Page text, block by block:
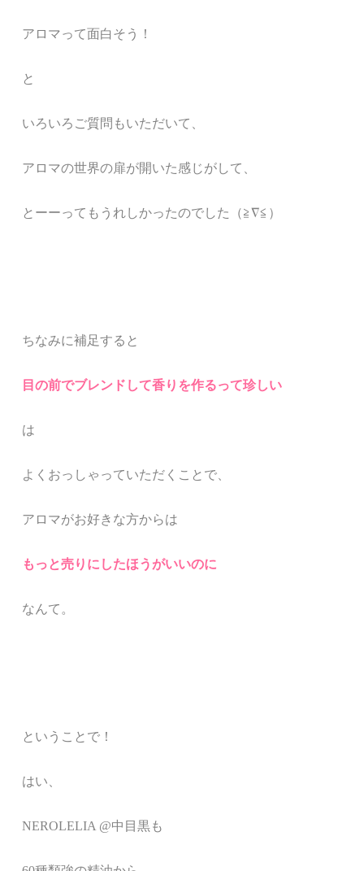
アロマって面白そう！
と
いろいろご質問もいただいて、
アロマの世界の扉が開いた感じがして、
とーーってもうれしかったのでした（≧∇≦）
ちなみに補足すると
目の前でブレンドして香りを作るって珍しい
は
よくおっしゃっていただくことで、
アロマがお好きな方からは
もっと売りにしたほうがいいのに
なんて。
ということで！
はい、
NEROLELIA @中目黒も